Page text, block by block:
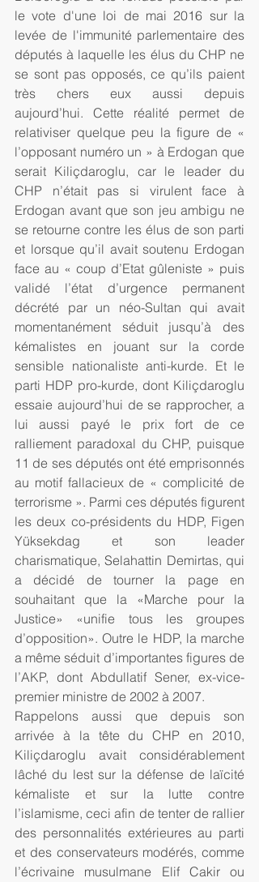
le vote d'une loi de mai 2016 sur la
levée de l'immunité parlementaire des
députés à laquelle les élus du CHP ne
se sont pas opposés, ce qu’ils paient
très chers eux aussi depuis
aujourd’hui. Cette réalité permet de
relativiser quelque peu la figure de «
l’opposant numéro un » à Erdogan que
serait Kiliçdaroglu, car le leader du
CHP n’était pas si virulent face à
Erdogan avant que son jeu ambigu ne
se retourne contre les élus de son parti
et lorsque qu’il avait soutenu Erdogan
face au « coup d’Etat gûleniste » puis
validé l’état d’urgence permanent
décrété par un néo-Sultan qui avait
momentanément séduit jusqu’à des
kémalistes en jouant sur la corde
sensible nationaliste anti-kurde. Et le
parti HDP pro-kurde, dont Kiliçdaroglu
essaie aujourd’hui de se rapprocher, a
lui aussi payé le prix fort de ce
ralliement paradoxal du CHP, puisque
11 de ses députés ont été emprisonnés
au motif fallacieux de « complicité de
terrorisme ». Parmi ces députés figurent
les deux co-présidents du HDP, Figen
Yüksekdag et son leader
charismatique, Selahattin Demirtas, qui
a décidé de tourner la page en
souhaitant que la «Marche pour la
Justice» «unifie tous les groupes
d’opposition». Outre le HDP, la marche
a même séduit d’importantes figures de
l’AKP, dont Abdullatif Sener, ex-vice-
premier ministre de 2002 à 2007.
Rappelons aussi que depuis son
arrivée à la tête du CHP en 2010,
Kiliçdaroglu avait considérablement
lâché du lest sur la défense de laïcité
kémaliste et sur la lutte contre
l’islamisme, ceci afin de tenter de rallier
des personnalités extérieures au parti
et des conservateurs modérés, comme
l’écrivaine musulmane Elif Cakir ou